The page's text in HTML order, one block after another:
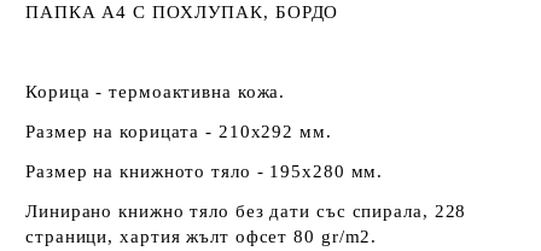
ПАПКА А4 С ПОХЛУПАК, БОРДО
Корица - термоактивна кожа.
Размер на корицата - 210х292 мм.
Размер на книжното тяло - 195х280 мм.
Линирано книжно тяло без дати със спирала, 228
страници, хартия жълт офсет 80 gr/m2.